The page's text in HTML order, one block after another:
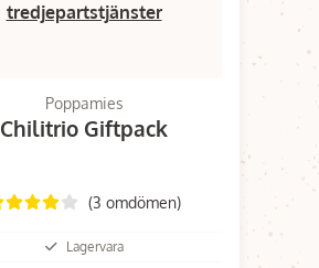
tredjepartstjänster
Poppamies
Chilitrio Giftpack
(3 omdömen)
Lagervara